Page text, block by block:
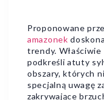
Proponowane
amazonek
trendy.
podkreśli atuty
obszary, których
specjalną uwagę
zakrywające